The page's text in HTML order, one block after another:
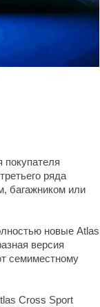
покупателя
ряда
багажником или
новые Atlas
версия
семиместному
Cross Sport